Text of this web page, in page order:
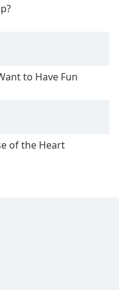
to Have Fun
of the Heart